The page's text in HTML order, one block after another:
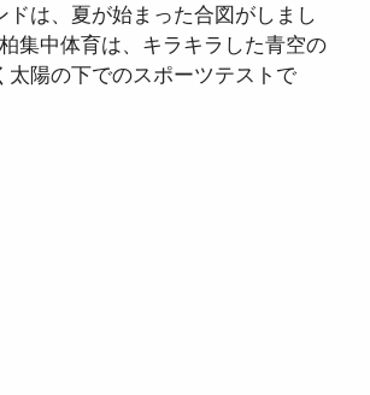
ドは、夏が始まった合図がしまし
集中体育は、キラキラした青空の
太陽の下でのスポーツテストで